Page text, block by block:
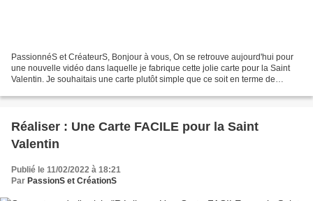
PassionnéS et CréateurS, Bonjour à vous, On se retrouve aujourd'hui pour
une nouvelle vidéo dans laquelle je fabrique cette jolie carte pour la Saint
Valentin. Je souhaitais une carte plutôt simple que ce soit en terme de
Réaliser : Une Carte FACILE pour la Saint
Valentin
Publié le 11/02/2022 à 18:21
Par PassionS et CréationS